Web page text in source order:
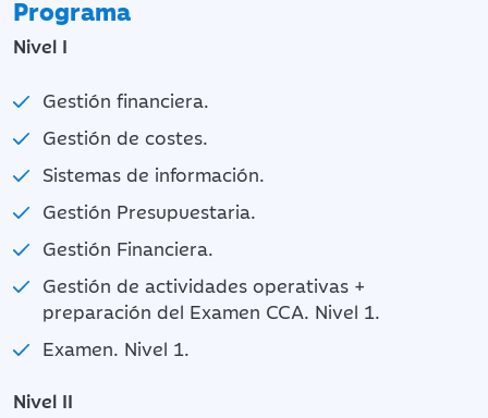
Programa
Nivel I
Gestión financiera.
Gestión de costes.
Sistemas de información.
Gestión Presupuestaria.
Gestión Financiera.
Gestión de actividades operativas +
preparación del Examen CCA. Nivel 1.
Examen. Nivel 1.
Nivel II